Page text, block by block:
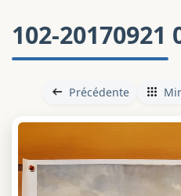
102-20170921
Précédente